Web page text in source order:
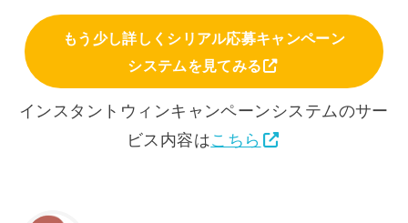
もう少し詳しくシリアル応募キャンペーン
システムを見てみる
インスタントウィンキャンペーンシステムのサー
ビス内容はこちら